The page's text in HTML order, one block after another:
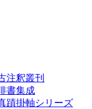
注釈叢刊
書集成
蹟掛軸シリーズ